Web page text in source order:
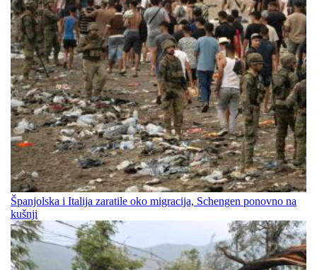
Španjolska i Italija zaratile oko migracija, Schengen ponovno na
kušnji